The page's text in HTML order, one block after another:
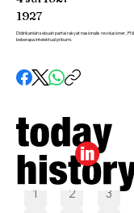
Pilih tanggal
1 2 3
1927
Didirikanlah sebuah partai rakyat nasionalis revolusioner ,
beberapa intelektual pribumi.